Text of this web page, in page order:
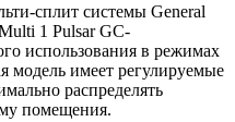
сплит системы General
1 Pulsar GC-
использования в режимах
модель имеет регулируемые
распределять
помещения.